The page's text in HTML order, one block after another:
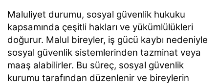
Maluliyet durumu, sosyal güvenlik hukuku
kapsamında çeşitli hakları ve yükümlülükleri
doğurur. Malul bireyler, iş gücü kaybı nedeniyle
sosyal güvenlik sistemlerinden tazminat veya
maaş alabilirler. Bu süreç, sosyal güvenlik
kurumu tarafından düzenlenir ve bireylerin